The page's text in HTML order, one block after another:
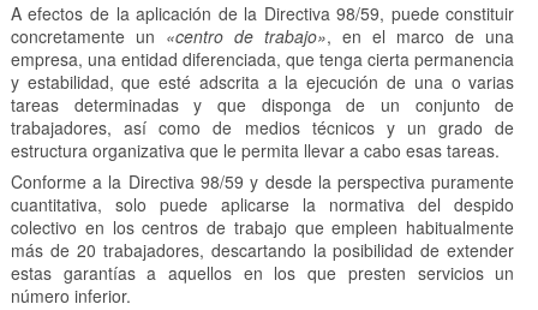
A efectos de la aplicación de la Directiva 98/59, puede constituir
concretamente un «centro de trabajo», en el marco de una
empresa, una entidad diferenciada, que tenga cierta permanencia
y estabilidad, que esté adscrita a la ejecución de una o varias
tareas determinadas y que disponga de un conjunto de
trabajadores, así como de medios técnicos y un grado de
estructura organizativa que le permita llevar a cabo esas tareas.
Conforme a la Directiva 98/59 y desde la perspectiva puramente
cuantitativa, solo puede aplicarse la normativa del despido
colectivo en los centros de trabajo que empleen habitualmente
más de 20 trabajadores, descartando la posibilidad de extender
estas garantías a aquellos en los que presten servicios un
número inferior.